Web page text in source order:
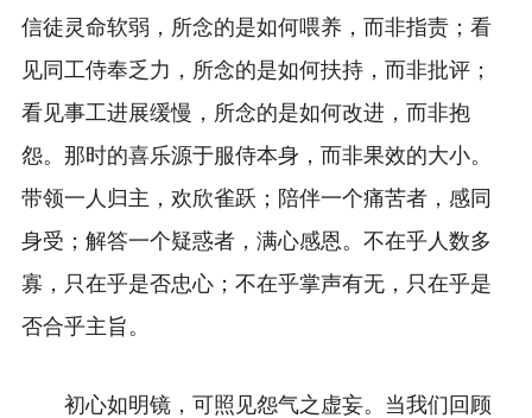
信徒灵命软弱，所念的是如何喂养，而非指责；看
见同工侍奉乏力，所念的是如何扶持，而非批评；
看见事工进展缓慢，所念的是如何改进，而非抱
怨。那时的喜乐源于服侍本身，而非果效的大小。
带领一人归主，欢欣雀跃；陪伴一个痛苦者，感同
身受；解答一个疑惑者，满心感恩。不在乎人数多
寡，只在乎是否忠心；不在乎掌声有无，只在乎是
否合乎主旨。
初心如明镜，可照见怨气之虚妄。当我们回顾